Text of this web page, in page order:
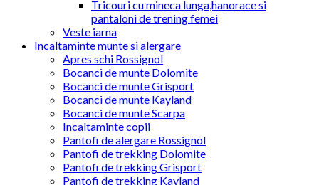
Tricouri cu mineca lunga,hanorace si
pantaloni de trening femei
Veste iarna
Incaltaminte munte si alergare
Apres schi Rossignol
Bocanci de munte Dolomite
Bocanci de munte Grisport
Bocanci de munte Kayland
Bocanci de munte Scarpa
Incaltaminte copii
Pantofi de alergare Rossignol
Pantofi de trekking Dolomite
Pantofi de trekking Grisport
Pantofi de trekking Kayland